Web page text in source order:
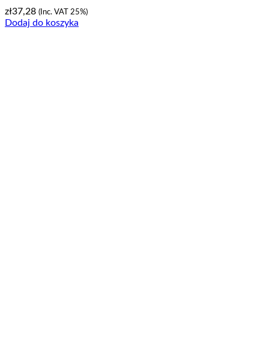
zł37,28 (Inc. VAT 25%)
Dodaj do koszyka